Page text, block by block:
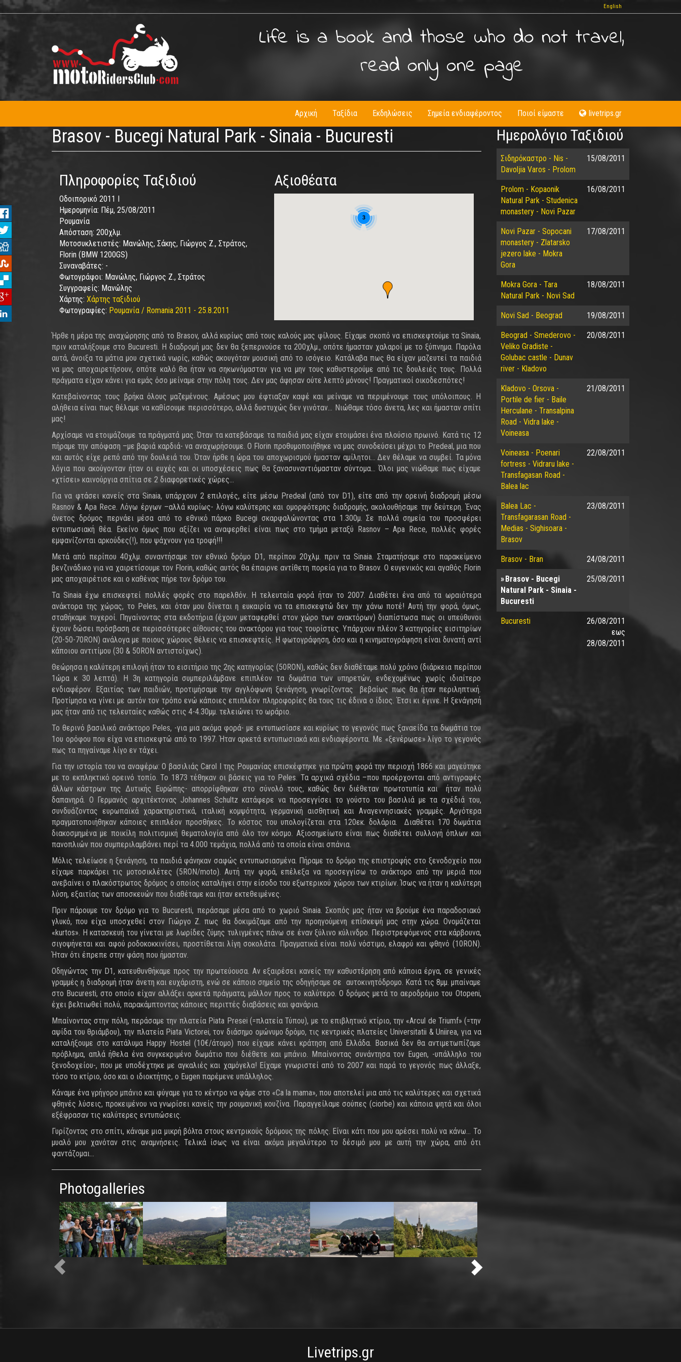
Παράκαμψη
προς
κυρίως
English
Life is a book and those who do not travel,
read only one page
Αρχική Ταξίδια Εκδηλώσεις Σημεία ενδιαφέροντος Ποιοί είμαστε livetrips.gr
Brasov - Bucegi Natural Park - Sinaia - Bucuresti
Πληροφορίες Ταξιδιού
Οδοιπορικό 2011 I
Ημερομηνία: Πέμ, 25/08/2011
Ρουμανία
Απόσταση: 200χλμ.
Μοτοσυκλετιστές: Μανώλης, Σάκης, Γιώργος Ζ., Στράτος,
Florin (BMW 1200GS)
Συναναβάτες: -
Φωτογράφοι: Μανώλης, Γιώργος Ζ., Στράτος
Συγγραφείς: Μανώλης
Χάρτης: Χάρτης ταξιδιού
Φωτογραφίες: Ρουμανία / Romania 2011 - 25.8.2011
Αξιοθέατα
3
Ήρθε η μέρα της αναχώρησης από το Brasov, αλλά κυρίως από τους καλούς μας φίλους. Είχαμε σκοπό να επισκεφτούμε τα Sinaia,
πριν καταλήξουμε στο Bucuresti. Η διαδρομή μας δεν θα ξεπερνούσε τα 200χλμ., οπότε ήμασταν χαλαροί με το ξύπνημα. Παρόλα
αυτά, άνοιξα τα μάτια μου σχετικά νωρίς, καθώς ακουγόταν μουσική από το ισόγειο. Κατάλαβα πως θα είχαν μαζευτεί τα παιδιά
να μας αποχαιρετήσουν, οπότε καλό θα ήταν να σηκωνόμασταν για να μην τους καθυστερούμε από τις δουλειές τους. Πολλά
πράγματα είχαν κάνει για εμάς όσο μείναμε στην πόλη τους. Δεν μας άφησαν ούτε λεπτό μόνους! Πραγματικοί οικοδεσπότες!
Κατεβαίνοντας τους βρήκα όλους μαζεμένους. Αμέσως μου έφτιαξαν καφέ και μείναμε να περιμένουμε τους υπόλοιπους. Η
αλήθεια είναι πως θέλαμε να καθίσουμε περισσότερο, αλλά δυστυχώς δεν γινόταν… Νιώθαμε τόσο άνετα, λες και ήμασταν σπίτι
μας!
Αρχίσαμε να ετοιμάζουμε τα πράγματά μας. Όταν τα κατεβάσαμε τα παιδιά μας είχαν ετοιμάσει ένα πλούσιο πρωινό. Κατά τις 12
πήραμε την απόφαση –με βαριά καρδιά- να αναχωρήσουμε. Ο Florin προθυμοποιήθηκε να μας συνοδεύσει μέχρι το Predeal, μια που
και αυτός είχε ρεπό από την δουλειά του. Όταν ήρθε η ώρα του αποχωρισμού ήμασταν αμίλητοι… Δεν θέλαμε να συμβεί. Τα μόνα
λόγια που ακούγονταν ήταν οι ευχές και οι υποσχέσεις πως θα ξανασυναντιόμασταν σύντομα… Όλοι μας νιώθαμε πως είχαμε
«χτίσει» καινούργια σπίτια σε 2 διαφορετικές χώρες…
Για να φτάσει κανείς στα Sinaia, υπάρχουν 2 επιλογές, είτε μέσω Predeal (από τον D1), είτε από την ορεινή διαδρομή μέσω
Rasnov & Apa Rece. Λόγω έργων –αλλά κυρίως- λόγω καλύτερης και ομορφότερης διαδρομής, ακολουθήσαμε την δεύτερη. Ένας
άνετος δρόμος περνάει μέσα από το εθνικό πάρκο Bucegi σκαρφαλώνοντας στα 1.300μ. Σε πολλά σημεία του προσφέρει
εντυπωσιακή θέα. Εκείνο όμως που αξίζει να αναφερθεί είναι πως στο τμήμα μεταξύ Rasnov – Apa Rece, πολλές φορές
εμφανίζονται αρκούδες(!), που ψάχνουν για τροφή!!!
Μετά από περίπου 40χλμ. συναντήσαμε τον εθνικό δρόμο D1, περίπου 20χλμ. πριν τα Sinaia. Σταματήσαμε στο παρακείμενο
βενζινάδικο για να χαιρετίσουμε τον Florin, καθώς αυτός θα έπαιρνε αντίθετη πορεία για το Brasov. Ο ευγενικός και αγαθός Florin
μας αποχαιρέτισε και ο καθένας πήρε τον δρόμο του.
Τα Sinaia έχω επισκεφτεί πολλές φορές στο παρελθόν. H τελευταία φορά ήταν το 2007. Διαθέτει ένα από τα ωραιότερα
ανάκτορα της χώρας, το Peles, και όταν μου δίνεται η ευκαιρία να τα επισκεφτώ δεν την χάνω ποτέ! Αυτή την φορά, όμως,
σταθήκαμε τυχεροί. Πηγαίνοντας στα εκδοτήρια (έχουν μεταφερθεί στον χώρο των ανακτόρων) διαπίστωσα πως οι υπεύθυνοι
έχουν δώσει πρόσβαση σε περισσότερες αίθουσες του ανακτόρου για τους τουρίστες. Υπάρχουν πλέον 3 κατηγορίες εισιτηρίων
(20-50-70RON) ανάλογα με ποιους χώρους θέλεις να επισκεφτείς. Η φωτογράφηση, όσο και η κινηματογράφηση είναι δυνατή αντί
κάποιου αντιτίμου (30 & 50RON αντιστοίχως).
Θεώρησα η καλύτερη επιλογή ήταν το εισιτήριο της 2ης κατηγορίας (50RON), καθώς δεν διαθέταμε πολύ χρόνο (διάρκεια περίπου
1ώρα κ 30 λεπτά). Η 3η κατηγορία συμπεριλάμβανε επιπλέον τα δωμάτια των υπηρετών, ενδεχομένως χωρίς ιδιαίτερο
ενδιαφέρον. Εξαιτίας των παιδιών, προτιμήσαμε την αγγλόφωνη ξενάγηση, γνωρίζοντας βεβαίως πως θα ήταν περιληπτική.
Προτίμησα να γίνει με αυτόν τον τρόπο ενώ κάποιες επιπλέον πληροφορίες θα τους τις έδινα ο ίδιος. Έτσι κι έγινε. Η ξενάγησή
μας ήταν από τις τελευταίες καθώς στις 4-4.30μμ. τελειώνει το ωράριο.
Το θερινό βασιλικό ανάκτορο Peles, -για μια ακόμα φορά- με εντυπωσίασε και κυρίως το γεγονός πως ξαναείδα τα δωμάτια του
1ου ορόφου που είχα να επισκεφτώ από το 1997. Ήταν αρκετά εντυπωσιακά και ενδιαφέροντα. Με «ξενέρωσε» λίγο το γεγονός
πως τα πηγαίναμε λίγο εν τάχει.
Για την ιστορία του να αναφέρω: Ο βασιλιάς Carol I της Ρουμανίας επισκέφτηκε για πρώτη φορά την περιοχή 1866 και μαγεύτηκε
με το εκπληκτικό ορεινό τοπίο. Το 1873 τέθηκαν οι βάσεις για το Peles. Τα αρχικά σχέδια –που προέρχονται από αντιγραφές
άλλων κάστρων της Δυτικής Ευρώπης- απορρίφθηκαν στο σύνολό τους, καθώς δεν διέθεταν πρωτοτυπία και ήταν πολύ
δαπανηρά. Ο Γερμανός αρχιτέκτονας Johannes Schultz κατάφερε να προσεγγίσει το γούστο του βασιλιά με τα σχέδιά του,
συνδυάζοντας ευρωπαϊκά χαρακτηριστικά, ιταλική κομψότητα, γερμανική αισθητική και Αναγεννησιακές γραμμές. Αργότερα
πραγματοποιήθηκαν κάποιες επιπλέον προσθήκες. Το κόστος του υπολογίζεται στα 120εκ. δολάρια. Διαθέτει 170 δωμάτια
διακοσμημένα με ποικίλη πολιτισμική θεματολογία από όλο τον κόσμο. Αξιοσημείωτο είναι πως διαθέτει συλλογή όπλων και
πανοπλιών που συμπεριλαμβάνει περί τα 4.000 τεμάχια, πολλά από τα οποία είναι σπάνια.
Μόλις τελείωσε η ξενάγηση, τα παιδιά φάνηκαν σαφώς εντυπωσιασμένα. Πήραμε το δρόμο της επιστροφής στο ξενοδοχείο που
είχαμε παρκάρει τις μοτοσικλέτες (5RON/moto). Αυτή την φορά, επέλεξα να προσεγγίσω το ανάκτορο από την μεριά που
ανεβαίνει ο πλακόστρωτος δρόμος ο οποίος καταλήγει στην είσοδο του εξωτερικού χώρου των κτιρίων. Ίσως να ήταν η καλύτερη
λύση, εξαιτίας των αποσκευών που διαθέταμε και ήταν εκτεθειμένες.
Πριν πάρουμε τον δρόμο για το Bucuresti, περάσαμε μέσα από το χωριό Sinaia. Σκοπός μας ήταν να βρούμε ένα παραδοσιακό
γλυκό, που είχα υποσχεθεί στον Γιώργο Ζ. πως θα δοκιμάζαμε από την προηγούμενη επίσκεψή μας στην χώρα. Ονομάζεται
«kurtos». Η κατασκευή του γίνεται με λωρίδες ζύμης τυλιγμένες πάνω σε έναν ξύλινο κύλινδρο. Περιστρεφόμενος στα κάρβουνα,
σιγοψήνεται και αφού ροδοκοκκινίσει, προστίθεται λίγη σοκολάτα. Πραγματικά είναι πολύ νόστιμο, ελαφρύ και φθηνό (10RON).
Ήταν ότι έπρεπε στην φάση που ήμασταν.
Οδηγώντας την D1, κατευθυνθήκαμε προς την πρωτεύουσα. Αν εξαιρέσει κανείς την καθυστέρηση από κάποια έργα, σε γενικές
γραμμές η διαδρομή ήταν άνετη και ευχάριστη, ενώ σε κάποιο σημείο της οδηγήσαμε σε αυτοκινητόδρομο. Κατά τις 8μμ. μπαίναμε
στο Bucuresti, στο οποίο είχαν αλλάξει αρκετά πράγματα, μάλλον προς το καλύτερο. Ο δρόμος μετά το αεροδρόμιο του Otopeni,
έχει βελτιωθεί πολύ, παρακάμπτοντας κάποιες περιττές διαβάσεις και φανάρια.
Μπαίνοντας στην πόλη, περάσαμε την πλατεία Piata Presei (=πλατεία Τύπου), με το επιβλητικό κτίριο, την «Arcul de Triumf» (=την
αψίδα του θριάμβου), την πλατεία Piata Victorei, τον διάσημο ομώνυμο δρόμο, τις κεντρικές πλατείες Universitatii & Uniirea, για να
καταλήξουμε στο κατάλυμα Happy Hostel (10€/άτομο) που είχαμε κάνει κράτηση από Ελλάδα. Βασικά δεν θα αντιμετωπίζαμε
πρόβλημα, απλά ήθελα ένα συγκεκριμένο δωμάτιο που διέθετε και μπάνιο. Μπαίνοντας συνάντησα τον Eugen, -υπάλληλο του
ξενοδοχείου-, που με υποδέχτηκε με αγκαλιές και χαμόγελα! Είχαμε γνωριστεί από το 2007 και παρά το γεγονός πως άλλαξε,
τόσο το κτίριο, όσο και ο ιδιοκτήτης, ο Eugen παρέμενε υπάλληλος.
Κάναμε ένα γρήγορο μπάνιο και φύγαμε για το κέντρο να φάμε στο «Ca la mama», που αποτελεί μια από τις καλύτερες και σχετικά
φθηνές λύσεις, προκειμένου να γνωρίσει κανείς την ρουμανική κουζίνα. Παραγγείλαμε σούπες (ciorbe) και κάποια ψητά και όλοι
εξέφρασαν τις καλύτερες εντυπώσεις.
Γυρίζοντας στο σπίτι, κάναμε μια μικρή βόλτα στους κεντρικούς δρόμους της πόλης. Είναι κάτι που μου αρέσει πολύ να κάνω… Το
μυαλό μου χανόταν στις αναμνήσεις. Τελικά ίσως να είναι ακόμα μεγαλύτερο το δέσιμό μου με αυτή την χώρα, από ότι
φαντάζομαι…
Ημερολόγιο Ταξιδιού
Σιδηρόκαστρο - Nis -
Davoljia Varos - Prolom
15/08/2011
Prolom - Kopaonik
Natural Park - Studenica
monastery - Novi Pazar
16/08/2011
Novi Pazar - Sopocani
monastery - Zlatarsko
jezero lake - Mokra
Gora
17/08/2011
Mokra Gora - Tara
Natural Park - Novi Sad
18/08/2011
Novi Sad - Beograd 19/08/2011
Beograd - Smederovo -
Veliko Gradiste -
Golubac castle - Dunav
river - Kladovo
20/08/2011
Kladovo - Orsova -
Portile de fier - Baile
Herculane - Transalpina
Road - Vidra lake -
Voineasa
21/08/2011
Voineasa - Poenari
fortress - Vidraru lake -
Transfagasan Road -
Balea lac
22/08/2011
Balea Lac -
Transfagarasan Road -
Medias - Sighisoara -
Brasov
23/08/2011
Brasov - Bran 24/08/2011
Brasov - Bucegi
Natural Park - Sinaia -
Bucuresti
25/08/2011
Bucuresti
26/08/2011
εως
28/08/2011
Photogalleries
Livetrips.gr